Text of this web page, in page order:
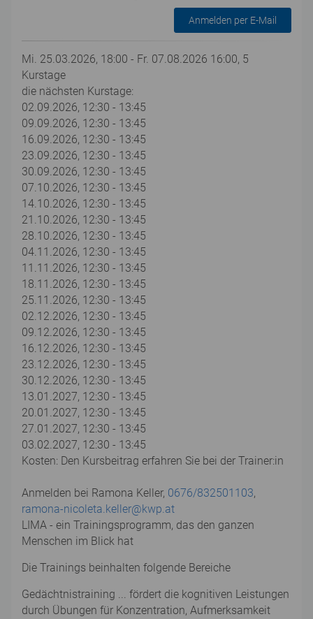
Anmelden per E-Mail
Mi. 25.03.2026, 18:00 - Fr. 07.08.2026 16:00, 5
Kurstage
die nächsten Kurstage:
02.09.2026, 12:30 - 13:45
09.09.2026, 12:30 - 13:45
16.09.2026, 12:30 - 13:45
23.09.2026, 12:30 - 13:45
30.09.2026, 12:30 - 13:45
07.10.2026, 12:30 - 13:45
14.10.2026, 12:30 - 13:45
21.10.2026, 12:30 - 13:45
28.10.2026, 12:30 - 13:45
04.11.2026, 12:30 - 13:45
11.11.2026, 12:30 - 13:45
18.11.2026, 12:30 - 13:45
25.11.2026, 12:30 - 13:45
02.12.2026, 12:30 - 13:45
09.12.2026, 12:30 - 13:45
16.12.2026, 12:30 - 13:45
23.12.2026, 12:30 - 13:45
30.12.2026, 12:30 - 13:45
13.01.2027, 12:30 - 13:45
20.01.2027, 12:30 - 13:45
27.01.2027, 12:30 - 13:45
03.02.2027, 12:30 - 13:45
Kosten: Den Kursbeitrag erfahren Sie bei der Trainer:in
Anmelden bei Ramona Keller, 0676/832501103,
ramona-nicoleta.keller@kwp.at
LIMA - ein Trainingsprogramm, das den ganzen
Menschen im Blick hat
Die Trainings beinhalten folgende Bereiche
Gedächtnistraining ... fördert die kognitiven Leistungen
durch Übungen für Konzentration, Aufmerksamkeit